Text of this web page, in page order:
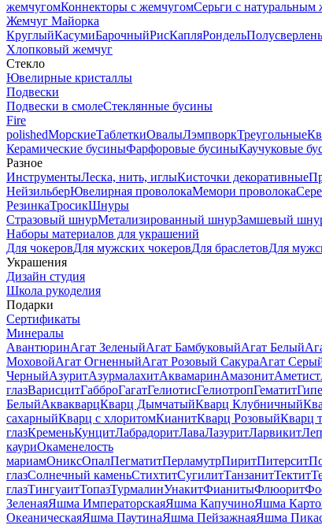
жемчугомКоннекторы с жемчугомСерьги с натуральным
Жемчуг Майорка
КруглыйКасумиБарочныйРисКапляРондель
Хлопковый жемчуг
Стекло
Ювелирные кристаллы
Подвески
Подвески в смолеСтеклянные бусины
Fire
polishedМорскиеТаблеткиОвалыЛэмпворкТреугольные
Керамические бусиныФарфоровые бусиныКаучуковые
Разное
ИнструментыЛеска, нить, иглыКисточки декоративные
НейзильберЮвелирная проволокаМемори проволока
РезинкаТросикШнуры
Стразовый шнурМетализированный шнурЗамшевый
Наборы материалов для украшений
Для чокеровДля мужских чокеровДля браслетовДля
Украшения
Дизайн студия
Школа рукоделия
Подарки
Сертификаты
Минералы
АвантюринАгат ЗеленыйАгат БамбуковыйАгат Белый
МоховойАгат ОгненныйАгат Розовый СакураАгат
ЧерныйАзуритАзурмалахитАквамаринАмазонитАметист
глазВарисцитГабброГагатГелиотисГелиотропГематит
БелыйАквакварцКварц ДымчатыйКварц Клубничный
сахарныйКварц с хлоритомКианитКварц РозовыйКварц
глазКременьКунцитЛабрадоритЛаваЛазуритЛарвикит
кауриОкаменелость
мариамОниксОпалПегматитПерламутрПиритПитерсит
глазСолнечный каменьСтихтитСугилитТанзанитТектит
глазТингуаитТопазТурмалинУнакитФианитыФлюорит
ЗеленаяЯшма ИмператорскаяЯшма КапучиноЯшма
ОкеаническаяЯшма ПаутинаЯшма ПейзажнаяЯшма